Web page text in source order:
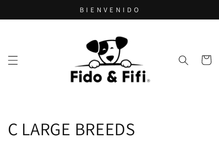
al contenido
B I E N V E N I D O
Carrito
C
C LARGE BREEDS